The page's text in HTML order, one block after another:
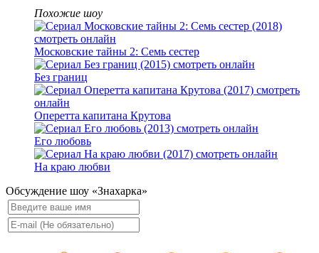
Похожие шоу
Московские тайны 2: Семь сестер
Без границ
Оперетта капитана Крутова
Его любовь
На краю любви
Обсуждение шоу «Знахарка»